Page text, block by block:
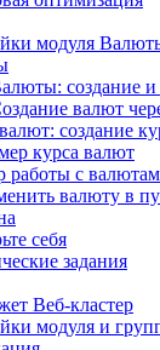
модуля
создание и
валют
создание
курса валют
работы с
валюту в
себя
задания
Веб-кластер
модуля и